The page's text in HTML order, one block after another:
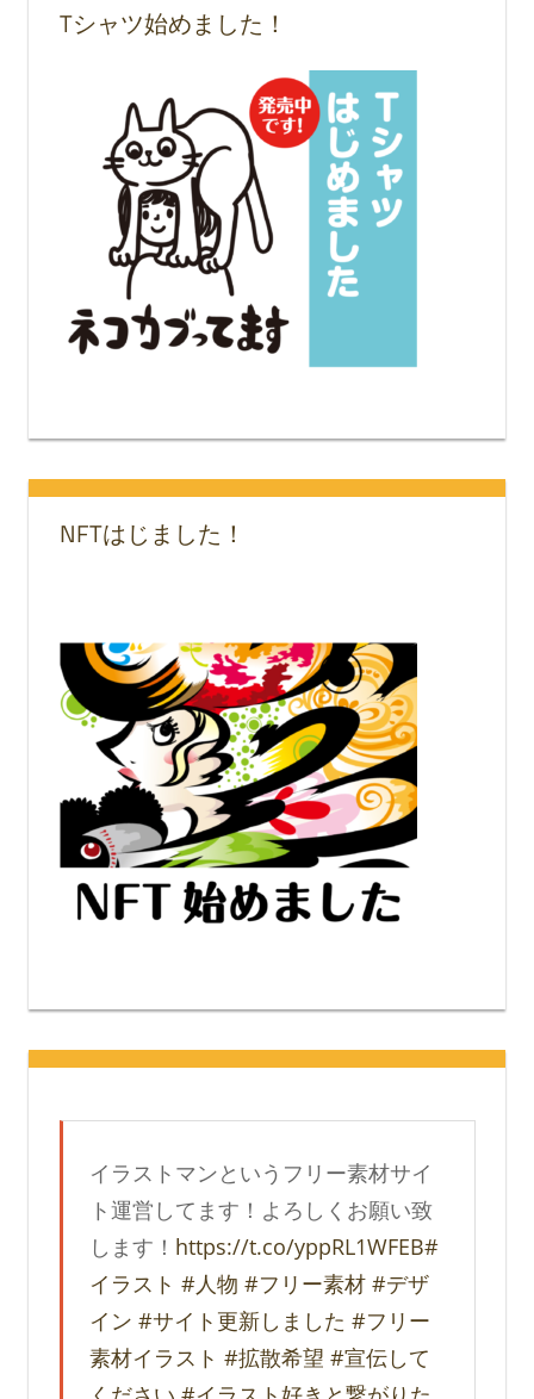
Tシャツ始めました！
NFTはじました！
イラストマンというフリー素材サイ
ト運営してます！よろしくお願い致
します！ https://t.co/yppRL1WFEB#
イラスト #人物 #フリー素材 #デザ
イン #サイト更新しました #フリー
素材イラスト #拡散希望 #宣伝して